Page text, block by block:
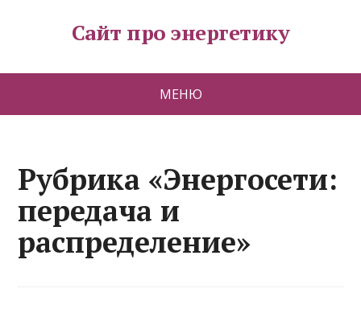
Сайт про энергетику
МЕНЮ
Рубрика «Энергосети:
передача и
распределение»